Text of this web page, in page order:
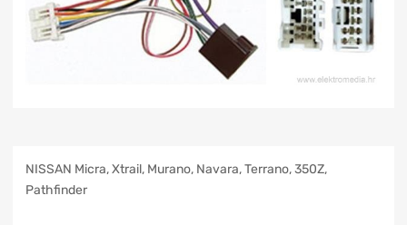
NISSAN Micra, Xtrail, Murano, Navara, Terrano, 350Z,
Pathfinder